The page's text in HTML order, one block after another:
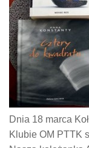
Dnia 18 marca
Klubie OM PTTK